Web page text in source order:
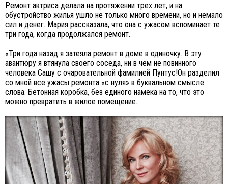
Ремонт актриса делала на протяжении трех лет, и на
обустройство жилья ушло не только много времени, но и немало
сил и денег. Мария рассказала, что она с ужасом вспоминает те
три года, когда продолжался ремонт.
«Три года назад я затеяла ремонт в доме в одиночку. В эту
авантюру я втянула своего соседа, ни в чем не повинного
человека Сашу с очаровательной фамилией Пунтус!Он разделил
со мной все ужасы ремонта «с нуля» в буквальном смысле
слова. Бетонная коробка, без единого намека на то, что это
можно превратить в жилое помещение.